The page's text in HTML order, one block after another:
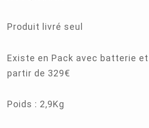
Produit livré seul
Existe en Pack avec batterie
partir de 329€
Poids : 2,9Kg